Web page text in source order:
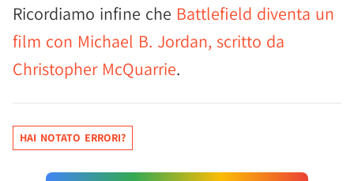
Ricordiamo infine che Battlefield diventa un
film con Michael B. Jordan, scritto da
Christopher McQuarrie.
HAI NOTATO ERRORI?